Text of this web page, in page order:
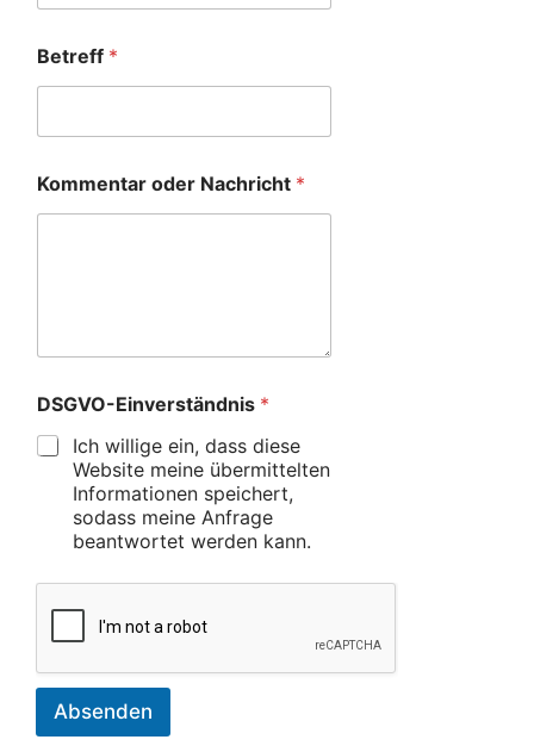
Betreff *
Kommentar oder Nachricht *
DSGVO-Einverständnis *
Ich willige ein, dass diese
Website meine übermittelten
Informationen speichert,
sodass meine Anfrage
beantwortet werden kann.
Absenden